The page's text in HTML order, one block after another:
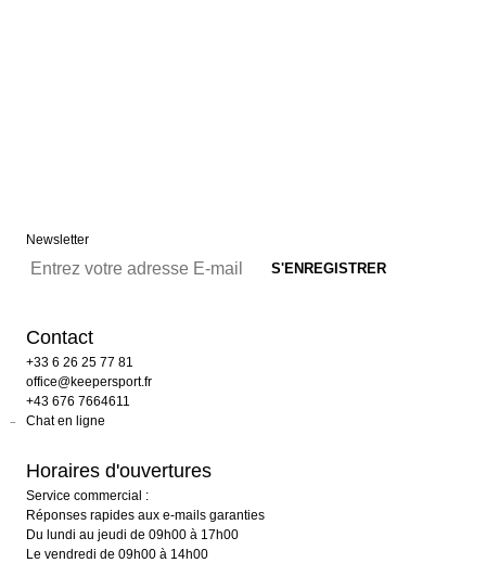
Newsletter
Contact
+33 6 26 25 77 81
office@keepersport.fr
+43 676 7664611
Chat en ligne
Horaires d'ouvertures
Service commercial :
Réponses rapides aux e-mails garanties
Du lundi au jeudi de 09h00 à 17h00
Le vendredi de 09h00 à 14h00